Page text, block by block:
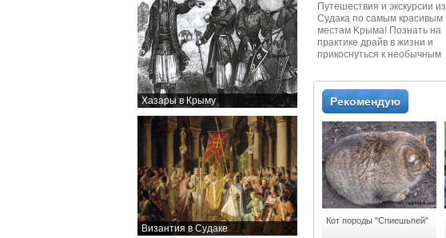
Хазары в Крыму
Византия в Судаке
Путешествия и экскурcии из
Судaка по самым красивым
местам Kрыма! Познать на
практике драйв в жизни и
прикоснуться к необычным
Рекомендую
Кот породы "Спиешьпей"